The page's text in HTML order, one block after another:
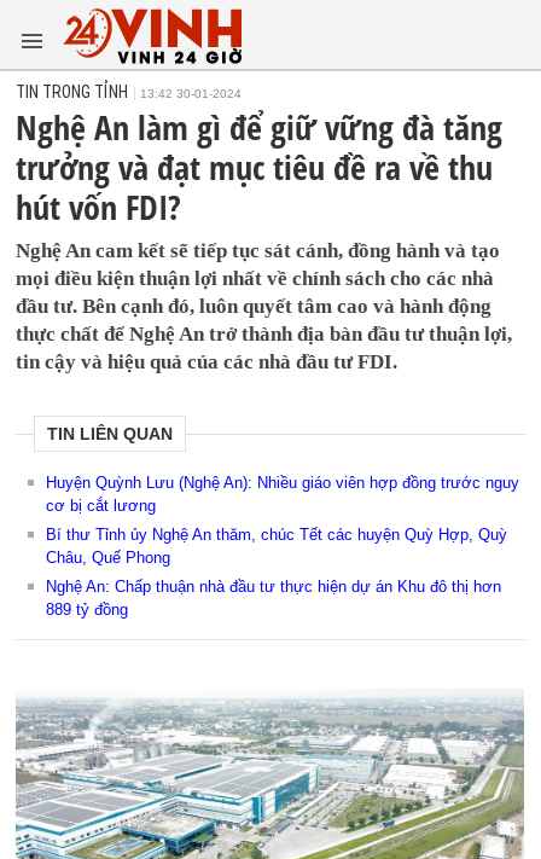
TIN TRONG TỈNH 13:42 30-01-2024
Nghệ An làm gì để giữ vững đà tăng
trưởng và đạt mục tiêu đề ra về thu
hút vốn FDI?
Nghệ An cam kết sẽ tiếp tục sát cánh, đồng hành và tạo
mọi điều kiện thuận lợi nhất về chính sách cho các nhà
đầu tư. Bên cạnh đó, luôn quyết tâm cao và hành động
thực chất để Nghệ An trở thành địa bàn đầu tư thuận lợi,
tin cậy và hiệu quả của các nhà đầu tư FDI.
TIN LIÊN QUAN
Huyện Quỳnh Lưu (Nghệ An): Nhiều giáo viên hợp đồng trước nguy
cơ bị cắt lương
Bí thư Tỉnh ủy Nghệ An thăm, chúc Tết các huyện Quỳ Hợp, Quỳ
Châu, Quế Phong
Nghệ An: Chấp thuận nhà đầu tư thực hiện dự án Khu đô thị hơn
889 tỷ đồng